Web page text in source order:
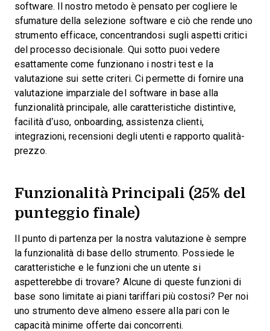
software. Il nostro metodo è pensato per cogliere le
sfumature della selezione software e ciò che rende uno
strumento efficace, concentrandosi sugli aspetti critici
del processo decisionale. Qui sotto puoi vedere
esattamente come funzionano i nostri test e la
valutazione sui sette criteri. Ci permette di fornire una
valutazione imparziale del software in base alla
funzionalità principale, alle caratteristiche distintive,
facilità d’uso, onboarding, assistenza clienti,
integrazioni, recensioni degli utenti e rapporto qualità-
prezzo.
Funzionalità Principali (25% del
punteggio finale)
Il punto di partenza per la nostra valutazione è sempre
la funzionalità di base dello strumento. Possiede le
caratteristiche e le funzioni che un utente si
aspetterebbe di trovare? Alcune di queste funzioni di
base sono limitate ai piani tariffari più costosi? Per noi
uno strumento deve almeno essere alla pari con le
capacità minime offerte dai concorrenti.